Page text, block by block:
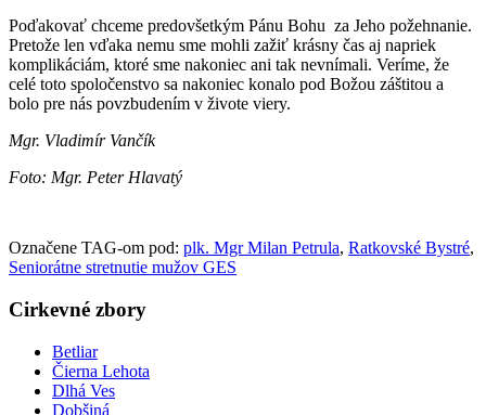
Poďakovať chceme predovšetkým Pánu Bohu za Jeho požehnanie.
Pretože len vďaka nemu sme mohli zažiť krásny čas aj napriek
komplikáciám, ktoré sme nakoniec ani tak nevnímali. Veríme, že
celé toto spoločenstvo sa nakoniec konalo pod Božou záštitou a
bolo pre nás povzbudením v živote viery.
Mgr. Vladimír Vančík
Foto: Mgr. Peter Hlavatý
Označene TAG-om pod: plk. Mgr Milan Petrula, Ratkovské Bystré,
Seniorátne stretnutie mužov GES
Cirkevné zbory
Betliar
Čierna Lehota
Dlhá Ves
Dobšiná